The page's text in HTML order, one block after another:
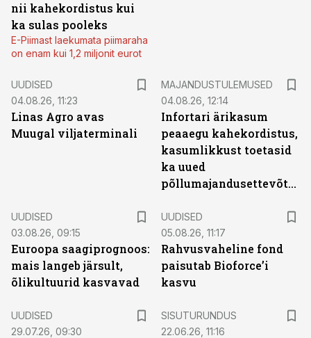
nii kahekordistus kui
ka sulas pooleks
E-Piimast laekumata piimaraha
on enam kui 1,2 miljonit eurot
UUDISED
04.08.26, 11:23
Linas Agro avas
Muugal viljaterminali
MAJANDUSTULEMUSED
04.08.26, 12:14
Infortari ärikasum
peaaegu kahekordistus,
kasumlikkust toetasid
ka uued
põllumajandusettevõtted
UUDISED
03.08.26, 09:15
Euroopa saagiprognoos:
mais langeb järsult,
õlikultuurid kasvavad
UUDISED
05.08.26, 11:17
Rahvusvaheline fond
paisutab Bioforce’i
kasvu
UUDISED
29.07.26, 09:30
SISUTURUNDUS
22.06.26, 11:16